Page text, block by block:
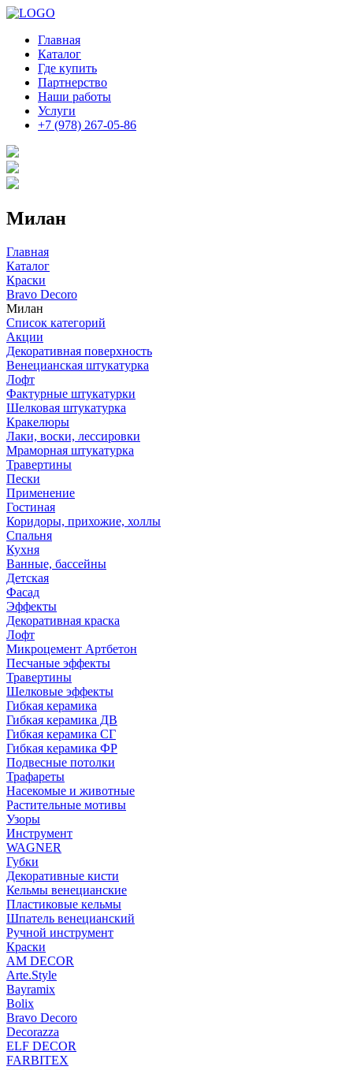
Главная
Каталог
Где купить
Партнерство
Наши работы
Услуги
+7 (978) 267-05-86
Милан
Главная
Каталог
Краски
Bravo Decoro
Милан
Список категорий
Акции
Декоративная поверхность
Венецианская штукатурка
Лофт
Фактурные штукатурки
Шелковая штукатурка
Кракелюры
Лаки, воски, лессировки
Мраморная штукатурка
Травертины
Пески
Применение
Гостиная
Коридоры, прихожие, холлы
Спальня
Кухня
Ванные, бассейны
Детская
Фасад
Эффекты
Декоративная краска
Лофт
Микроцемент Артбетон
Песчаные эффекты
Травертины
Шелковые эффекты
Гибкая керамика
Гибкая керамика ДВ
Гибкая керамика СГ
Гибкая керамика ФР
Подвесные потолки
Трафареты
Насекомые и животные
Растительные мотивы
Узоры
Инструмент
WAGNER
Губки
Декоративные кисти
Кельмы венецианские
Пластиковые кельмы
Шпатель венецианский
Ручной инструмент
Краски
AM DECOR
Arte.Style
Bayramix
Bolix
Bravo Decoro
Decorazza
ELF DECOR
FARBITEX